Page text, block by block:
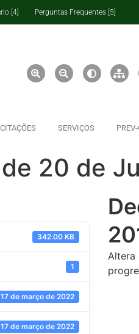
[4] Perguntas Frequentes [5]
SERVIÇOS
20 de
342.00 KB
1
17 de março de 2022
17 de março de 2022
Altera